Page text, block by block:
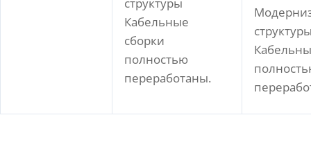
Кабельные
сборки
полностью
переработаны.